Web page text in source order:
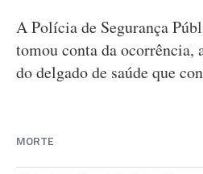
A Polícia de Segurança
tomou conta da ocorrência,
do delgado de saúde que
MORTE